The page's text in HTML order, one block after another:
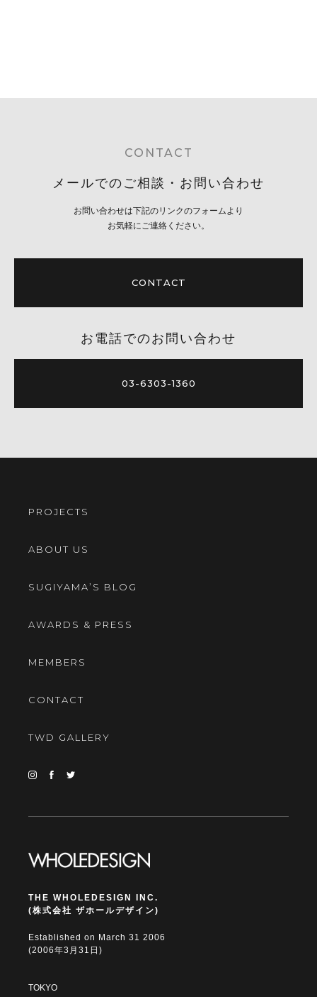
CONTACT
メールでのご相談・お問い合わせ
お問い合わせは下記のリンクのフォームより
お気軽にご連絡ください。
CONTACT
お電話でのお問い合わせ
03-6303-1360
PROJECTS
ABOUT US
SUGIYAMA’S BLOG
AWARDS & PRESS
MEMBERS
CONTACT
TWD GALLERY
THE WHOLEDESIGN INC.
(株式会社 ザホールデザイン)
Established on March 31 2006
(2006年3月31日)
TOKYO